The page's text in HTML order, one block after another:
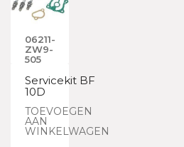
06211-
ZW9-
505
Servicekit BF
10D
TOEVOEGEN
AAN
WINKELWAGEN